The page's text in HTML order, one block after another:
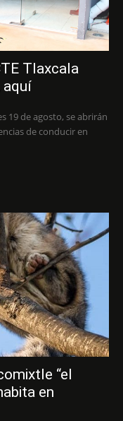
Tlaxcala
aquí
19 de agosto, se abrirán
de conducir en
“el
en